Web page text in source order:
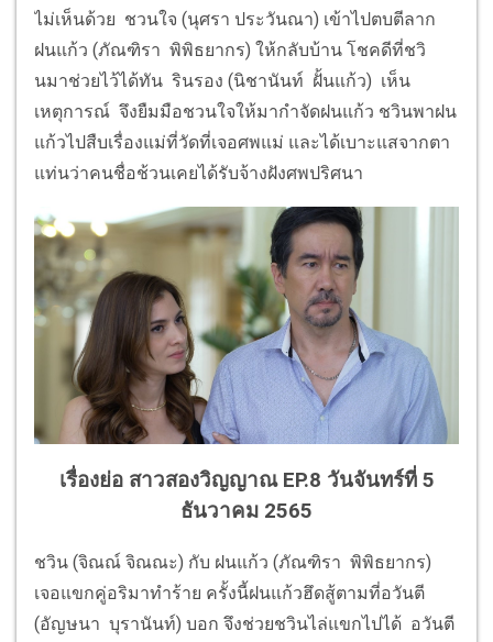
ไม่เห็นด้วย ชวนใจ (นุศรา ประวันณา) เข้าไปตบตีลาก
ฝนแก้ว (ภัณฑิรา พิพิธยากร) ให้กลับบ้าน โชคดีที่ชวิ
นมาช่วยไว้ได้ทัน รินรอง (นิชานันท์ ฝั้นแก้ว) เห็น
เหตุการณ์ จึงยืมมือชวนใจให้มากำจัดฝนแก้ว ชวินพาฝน
แก้วไปสืบเรื่องแม่ที่วัดที่เจอศพแม่ และได้เบาะแสจากตา
แท่นว่าคนชื่อช้วนเคยได้รับจ้างฝังศพปริศนา
เรื่องย่อ สาวสองวิญญาณ EP.8 วันจันทร์ที่ 5
ธันวาคม 2565
ชวิน (จิณณ์ จิณณะ) กับ ฝนแก้ว (ภัณฑิรา พิพิธยากร)
เจอแขกคู่อริมาทำร้าย ครั้งนี้ฝนแก้วฮึดสู้ตามที่อวันตี
(อัญษนา บุรานันท์) บอก จึงช่วยชวินไล่แขกไปได้ อวันตี